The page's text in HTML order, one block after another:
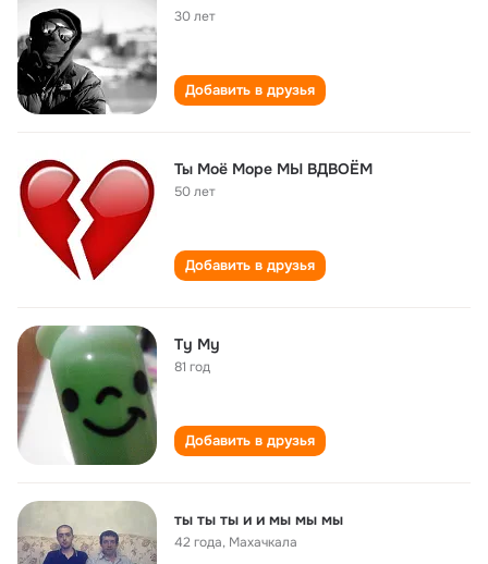
30 лет
Добавить в друзья
Ты Моё Море МЫ ВДВОЁМ
50 лет
Добавить в друзья
Ty My
81 год
Добавить в друзья
ты ты ты и и мы мы мы
42 года, Махачкала